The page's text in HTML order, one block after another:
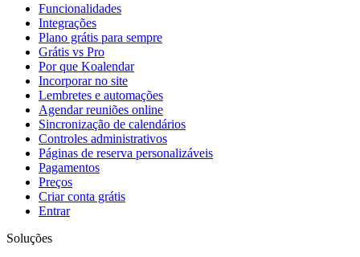
Funcionalidades
Integrações
Plano grátis para sempre
Grátis vs Pro
Por que Koalendar
Incorporar no site
Lembretes e automações
Agendar reuniões online
Sincronização de calendários
Controles administrativos
Páginas de reserva personalizáveis
Pagamentos
Preços
Criar conta grátis
Entrar
Soluções